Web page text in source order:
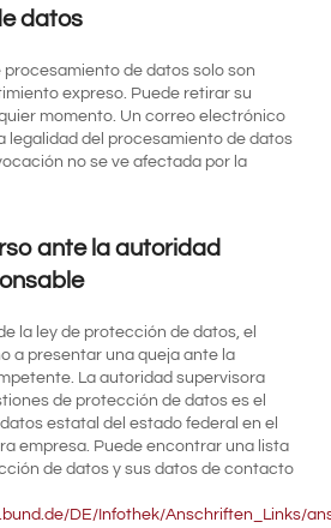
datos
de datos solo son
expreso. Puede retirar su
momento. Un correo electrónico
legalidad del procesamiento de datos
no se ve afectada por la
ante la autoridad
la ley de protección de datos, el
a presentar una queja ante la
La autoridad supervisora
de protección de datos es el
estatal del estado federal en el
empresa. Puede encontrar una lista
de datos y sus datos de contacto
DE/Infothek/Anschriften_Links/